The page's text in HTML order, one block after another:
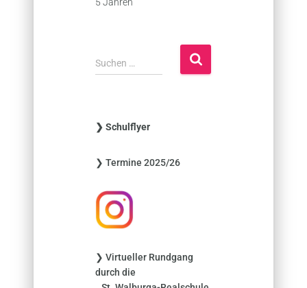
5 Jahren
S
u
n
a
h
:
Suchen …
❯ Schulflyer
❯ Termine 2025/26
❯ Virtueller Rundgang
durch die